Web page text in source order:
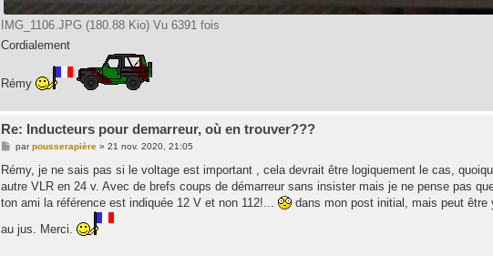
IMG_1106.JPG (180.88 Kio) Vu 6391 fois
Cordialement
Rémy
Re: Inducteurs pour demarreur, où en trouver???
M
s
a
g
parpousserapière» 21 nov. 2020, 21:05
Rémy, je ne sais pas si le voltage est important , cela devrait être logiquement le cas,
autre VLR en 24 v. Avec de brefs coups de démarreur sans insister mais je ne pense pas
ton ami la référence est indiquée 12 V et non 112!...
dans mon post initial, mais peut
au jus. Merci.